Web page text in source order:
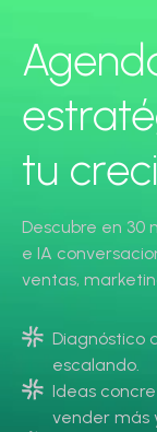
tu
Descubre en 30
e IA
ventas,
Diagnóstico
escalando.
Ideas
vender más